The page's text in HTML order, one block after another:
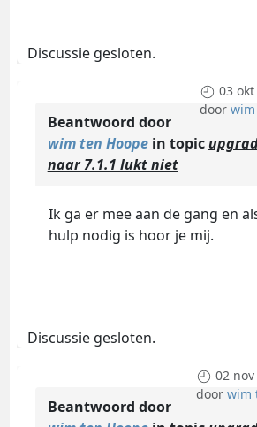
Discussie gesloten.
03
door
Beantwoord door
wim ten Hoopein topic
naar 7.1.1 lukt niet
Ik ga er mee aan de gang en
hulp nodig is hoor je mij.
Discussie gesloten.
02
doorwim
Beantwoord door